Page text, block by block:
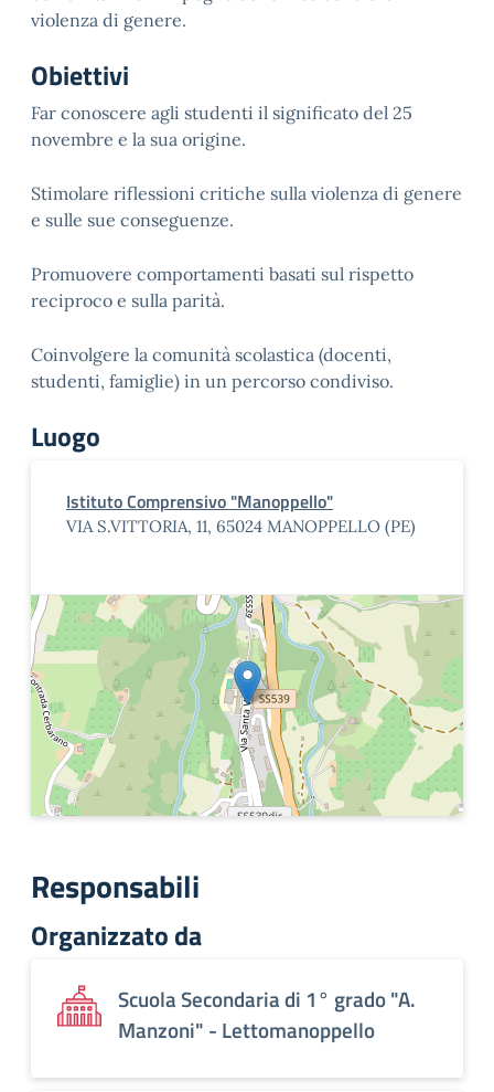
violenza di genere.
Obiettivi
Far conoscere agli studenti il significato del 25
novembre e la sua origine.
Stimolare riflessioni critiche sulla violenza di genere
e sulle sue conseguenze.
Promuovere comportamenti basati sul rispetto
reciproco e sulla parità.
Coinvolgere la comunità scolastica (docenti,
studenti, famiglie) in un percorso condiviso.
Luogo
Istituto Comprensivo "Manoppello"
VIA S.VITTORIA, 11, 65024 MANOPPELLO (PE)
Responsabili
Organizzato da
Scuola Secondaria di 1° grado "A.
Manzoni" - Lettomanoppello